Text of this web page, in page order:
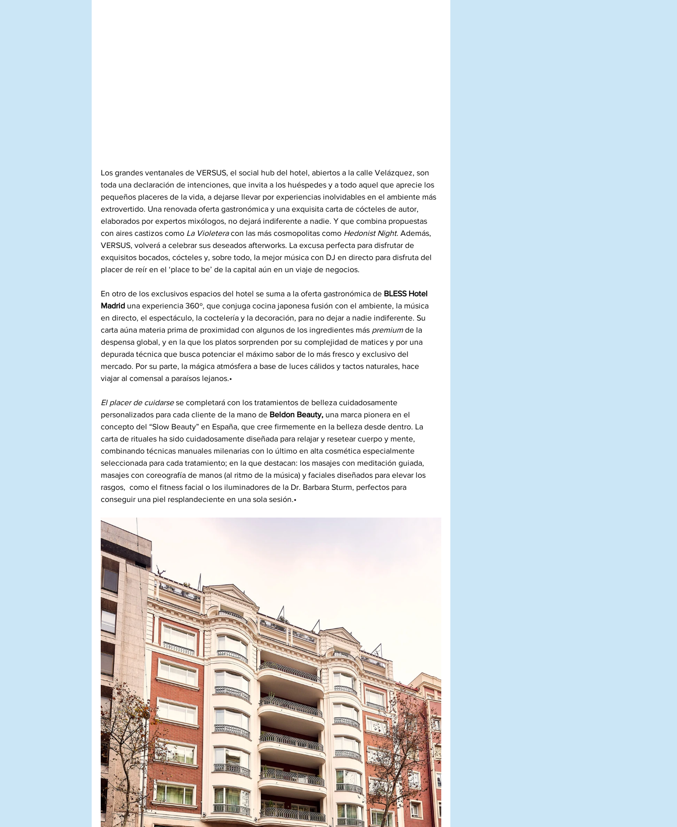
Los grandes ventanales de VERSUS, el social hub del hotel, abiertos a la calle Velázquez, son
toda una declaración de intenciones, que invita a los huéspedes y a todo aquel que aprecie los
pequeños placeres de la vida, a dejarse llevar por experiencias inolvidables en el ambiente más
extrovertido. Una renovada oferta gastronómica y una exquisita carta de cócteles de autor,
elaborados por expertos mixólogos, no dejará indiferente a nadie. Y que combina propuestas
con aires castizos como La Violetera con las más cosmopolitas como Hedonist Night. Además,
VERSUS, volverá a celebrar sus deseados afterworks. La excusa perfecta para disfrutar de
exquisitos bocados, cócteles y, sobre todo, la mejor música con DJ en directo para disfruta del
placer de reír en el ‘place to be’ de la capital aún en un viaje de negocios.
En otro de los exclusivos espacios del hotel se suma a la oferta gastronómica de BLESS Hotel
Madrid una experiencia 360º, que conjuga cocina japonesa fusión con el ambiente, la música
en directo, el espectáculo, la coctelería y la decoración, para no dejar a nadie indiferente. Su
carta aúna materia prima de proximidad con algunos de los ingredientes más premium de la
despensa global, y en la que los platos sorprenden por su complejidad de matices y por una
depurada técnica que busca potenciar el máximo sabor de lo más fresco y exclusivo del
mercado. Por su parte, la mágica atmósfera a base de luces cálidos y tactos naturales, hace
viajar al comensal a paraísos lejanos.•
El placer de cuidarse se completará con los tratamientos de belleza cuidadosamente
personalizados para cada cliente de la mano de Beldon Beauty, una marca pionera en el
concepto del “Slow Beauty” en España, que cree firmemente en la belleza desde dentro. La
carta de rituales ha sido cuidadosamente diseñada para relajar y resetear cuerpo y mente,
combinando técnicas manuales milenarias con lo último en alta cosmética especialmente
seleccionada para cada tratamiento; en la que destacan: los masajes con meditación guiada,
masajes con coreografía de manos (al ritmo de la música) y faciales diseñados para elevar los
rasgos,  como el fitness facial o los iluminadores de la Dr. Barbara Sturm, perfectos para
conseguir una piel resplandeciente en una sola sesión.•